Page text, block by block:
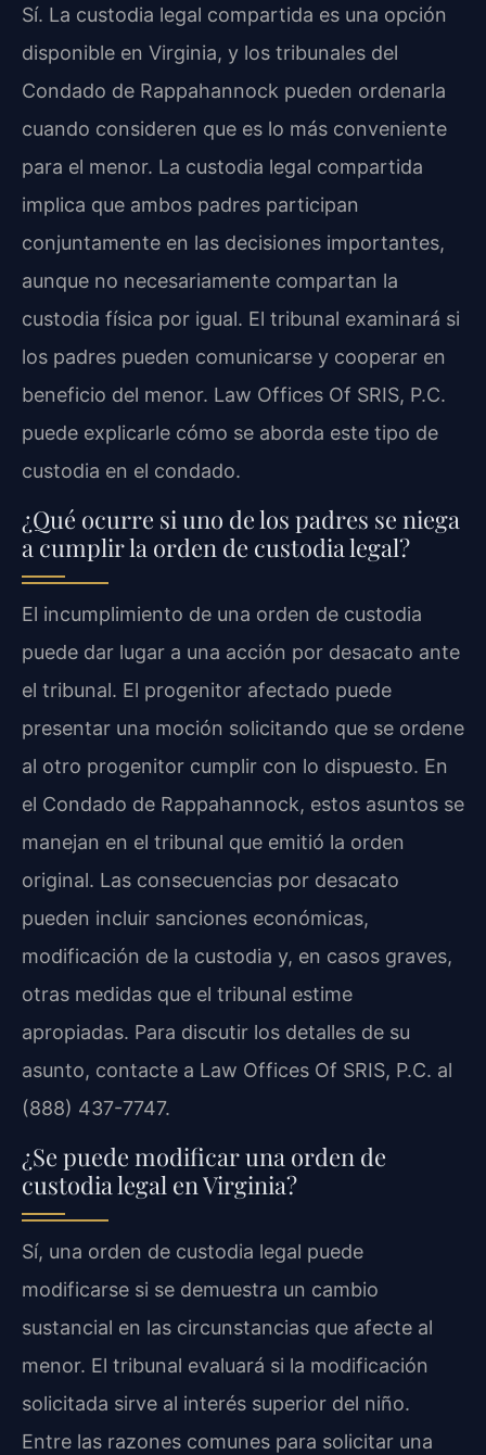
Sí. La custodia legal compartida es una opción
disponible en Virginia, y los tribunales del
Condado de Rappahannock pueden ordenarla
cuando consideren que es lo más conveniente
para el menor. La custodia legal compartida
implica que ambos padres participan
conjuntamente en las decisiones importantes,
aunque no necesariamente compartan la
custodia física por igual. El tribunal examinará si
los padres pueden comunicarse y cooperar en
beneficio del menor. Law Offices Of SRIS, P.C.
puede explicarle cómo se aborda este tipo de
custodia en el condado.
¿Qué ocurre si uno de los padres se niega
a cumplir la orden de custodia legal?
El incumplimiento de una orden de custodia
puede dar lugar a una acción por desacato ante
el tribunal. El progenitor afectado puede
presentar una moción solicitando que se ordene
al otro progenitor cumplir con lo dispuesto. En
el Condado de Rappahannock, estos asuntos se
manejan en el tribunal que emitió la orden
original. Las consecuencias por desacato
pueden incluir sanciones económicas,
modificación de la custodia y, en casos graves,
otras medidas que el tribunal estime
apropiadas. Para discutir los detalles de su
asunto, contacte a Law Offices Of SRIS, P.C. al
(888) 437-7747.
¿Se puede modificar una orden de
custodia legal en Virginia?
Sí, una orden de custodia legal puede
modificarse si se demuestra un cambio
sustancial en las circunstancias que afecte al
menor. El tribunal evaluará si la modificación
solicitada sirve al interés superior del niño.
Entre las razones comunes para solicitar una